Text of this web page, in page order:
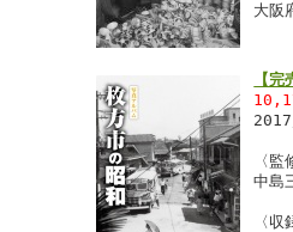
大阪
【
〈
中島
〈